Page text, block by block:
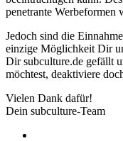
penetrante Werbeformen
Jedoch sind die
einzige Möglichkeit Dir
Dir subculture.de gefällt
möchtest, deaktiviere
Vielen Dank dafür!
Dein subculture-Team